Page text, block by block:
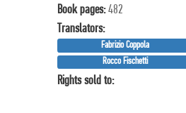
Book pages:482
Translators:
Fabrizio Coppola
Rocco Fischetti
Rights sold to: